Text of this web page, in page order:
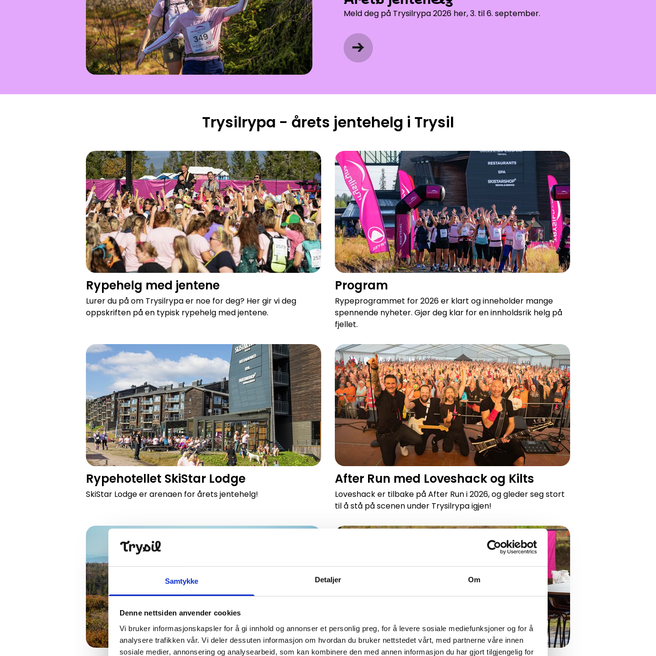
Samtykke Detaljer Om
Denne nettsiden anvender cookies
Vi bruker informasjonskapsler for å gi innhold og annonser et personlig preg, for å levere sosiale mediefunksjoner og for å
analysere trafikken vår. Vi deler dessuten informasjon om hvordan du bruker nettstedet vårt, med partnerne våre innen
sosiale medier, annonsering og analysearbeid, som kan kombinere den med annen informasjon du har gjort tilgjengelig for
Meld deg på Trysilrypa 2026 her, 3. til 6. september.
Trysilrypa - årets jentehelg i Trysil
Rypehelg med jentene
Lurer du på om Trysilrypa er noe for deg? Her gir vi deg
oppskriften på en typisk rypehelg med jentene.
Rypehelg med jentene
Program
Rypeprogrammet for 2026 er klart og inneholder mange
spennende nyheter. Gjør deg klar for en innholdsrik helg på
fjellet.
Program
Rypehotellet SkiStar Lodge
SkiStar Lodge er arenaen for årets jentehelg!
Rypehotellet SkiStar Lodge
After Run med Loveshack og Kilts
Loveshack er tilbake på After Run i 2026, og gleder seg stort
til å stå på scenen under Trysilrypa igjen!
After Run med Loveshack og Kilts
Trysilrypa - 6, 10 eller 13 km Maten som hører jentehelga til